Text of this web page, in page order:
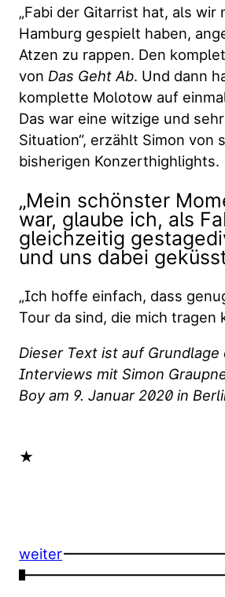
„Fabi der Gitarrist hat, als wir
Hamburg gespielt haben,
Atzen zu rappen. Den
von Das Geht Ab. Und dann
komplette Molotow auf
Das war eine witzige und
Situation“, erzählt Simon von
bisherigen Konzerthighlights.
„Mein schönster
war, glaube ich, als
gleichzeitig
und uns dabei
„Ich hoffe einfach, dass
Tour da sind, die mich tragen
Dieser Text ist auf Grundlage
Interviews mit Simon
Boy am 9. Januar 2020 in
★
weiter
←